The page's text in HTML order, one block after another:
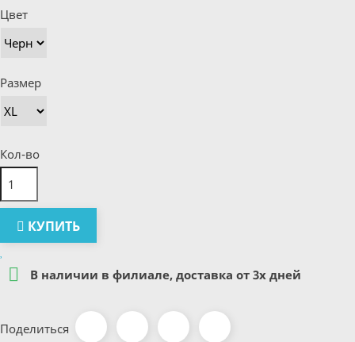
Цвет
Размер
Кол-во
КУПИТЬ
 В наличии в филиале, доставка от 3х дней
Поделиться